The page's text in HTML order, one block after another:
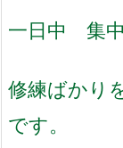
一日中 集
修練ばかり
です。